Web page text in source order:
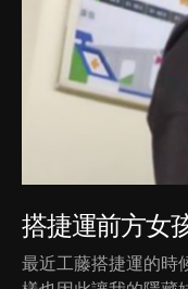
搭捷運前方女
最近工藤搭捷運的時